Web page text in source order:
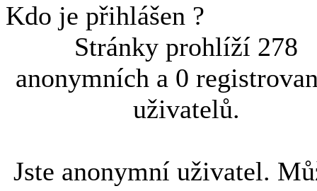
Kdo je přihlášen ?
Stránky prohlíží 278
anonymních a 0
uživatelů.
Jste anonymní uživatel.